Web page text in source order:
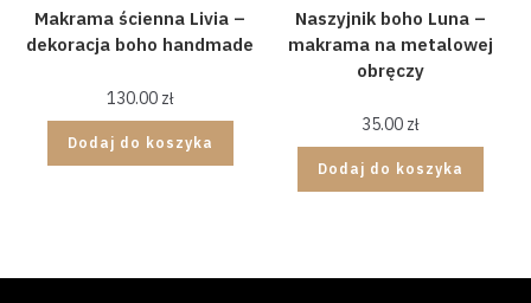
Makrama ścienna Livia –
dekoracja boho handmade
130.00 zł
Dodaj do koszyka
Naszyjnik boho Luna –
makrama na metalowej
obręczy
35.00 zł
Dodaj do koszyka